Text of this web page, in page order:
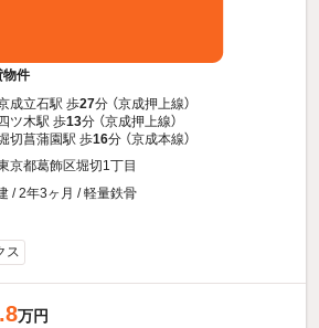
物件
成立石駅 歩27分 （京成押上線）
四ツ木駅 歩13分 （京成押上線）
切菖蒲園駅 歩16分 （京成本線）
京都葛飾区堀切1丁目
/ 2年3ヶ月 / 軽量鉄骨
ス
万円